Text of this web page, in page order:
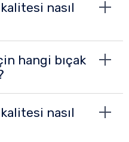
kalitesi nasıl
hangi bıçak
kalitesi nasıl